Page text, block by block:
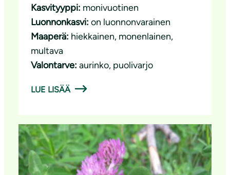
Kasvityyppi: monivuotinen
Luonnonkasvi: on luonnonvarainen
Maaperä: hiekkainen, monenlainen
multava
Valontarve: aurinko, puolivarjo
LUE LISÄÄ